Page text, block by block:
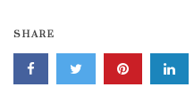
SHARE